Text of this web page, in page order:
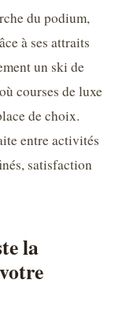
du podium,
à ses attraits
un ski de
courses de luxe
de choix.
entre activités
satisfaction
la